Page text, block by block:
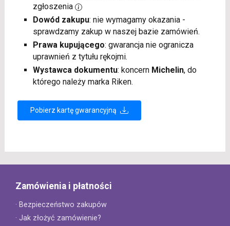
zgłoszenia
Dowód zakupu: nie wymagamy okazania -
sprawdzamy zakup w naszej bazie zamówień.
Prawa kupującego: gwarancja nie ogranicza
uprawnień z tytułu rękojmi.
Wystawca dokumentu: koncern Michelin, do
którego należy marka Riken.
Pobierz kartę gwarancyjną
Zamówienia i płatności
· Bezpieczeństwo zakupów
· Jak złożyć zamówienie?